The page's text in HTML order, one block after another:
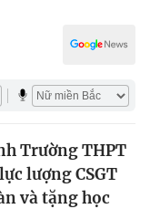
Trường THPT
lượng CSGT
và tặng học